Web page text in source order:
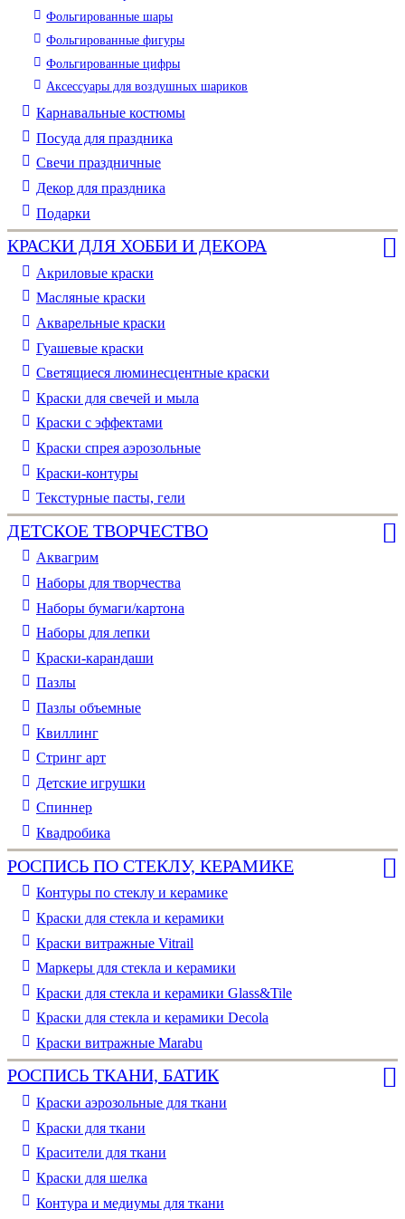
Фольгированные шары
Фольгированные фигуры
Фольгированные цифры
Аксессуары для воздушных шариков
Карнавальные костюмы
Посуда для праздника
Свечи праздничные
Декор для праздника
Подарки
КРАСКИ ДЛЯ ХОББИ И ДЕКОРА
Акриловые краски
Масляные краски
Акварельные краски
Гуашевые краски
Светящиеся люминесцентные краски
Краски для свечей и мыла
Краски с эффектами
Краски спрея аэрозольные
Краски-контуры
Текстурные пасты, гели
ДЕТСКОЕ ТВОРЧЕСТВО
Аквагрим
Наборы для творчества
Наборы бумаги/картона
Наборы для лепки
Краски-карандаши
Пазлы
Пазлы объемные
Квиллинг
Стринг арт
Детские игрушки
Спиннер
Квадробика
РОСПИСЬ ПО СТЕКЛУ, КЕРАМИКЕ
Контуры по стеклу и керамике
Краски для стекла и керамики
Краски витражные Vitrail
Маркеры для стекла и керамики
Краски для стекла и керамики Glass&Tile
Краски для стекла и керамики Decola
Краски витражные Marabu
РОСПИСЬ ТКАНИ, БАТИК
Краски аэрозольные для ткани
Краски для ткани
Красители для ткани
Краски для шелка
Контура и медиумы для ткани